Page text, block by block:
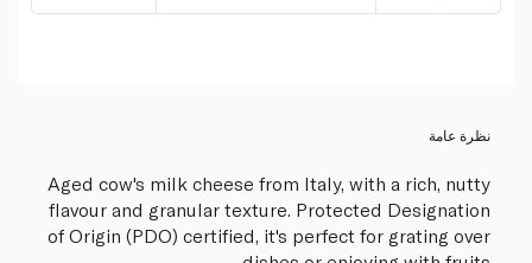
نظرة عامة
Aged cow's milk cheese from Italy, with a rich, nutty
flavour and granular texture. Protected Designation
of Origin (PDO) certified, it's perfect for grating over